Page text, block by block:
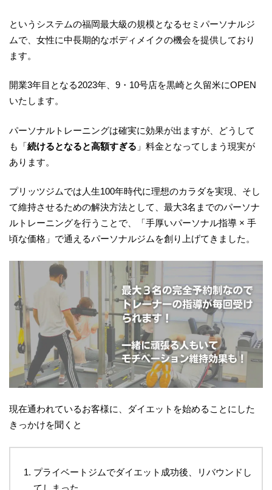
というシステムの福岡最大級の規模となるセミパーソナルジ
ムで、女性に中長期的なボディメイクの機会を提供しており
ます。
開業3年目となる2023年、9・10号店を黒崎と久留米にOPEN
いたします。
パーソナルトレーニングは確実に効果が出ますが、どうして
も「続けるとなると高額すぎる 」料金となってしまう現実が
あります。
プリッツジムでは人生100年時代に理想のカラダを実現、そし
て維持させるための解決方法として、最大3名までのパーソナ
ルトレーニングを行うことで、「手厚いパーソナル指導 × 手
頃な価格」で通えるパーソナルジムを創り上げてきました。
現在通われているお客様に、ダイエットを始めることにした
きっかけを聞くと
プライベートジムでダイエット成功後、リバウンドし
てしまった